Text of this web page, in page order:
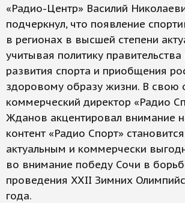
«Радио-Центр» Василий
подчеркнул, что появление
в регионах в высшей степени
учитывая политику
развития спорта и приобщения
здоровому образу жизни. В свою
коммерческий директор «Радио
Жданов акцентировал внимание
контент «Радио Спорт»
актуальным и коммерчески
во внимание победу Сочи в
проведения XXII Зимних
года.